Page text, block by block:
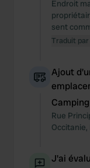
Endroit
sent
Traduit par
Ajout
Rue
Occitanie,
J'ai